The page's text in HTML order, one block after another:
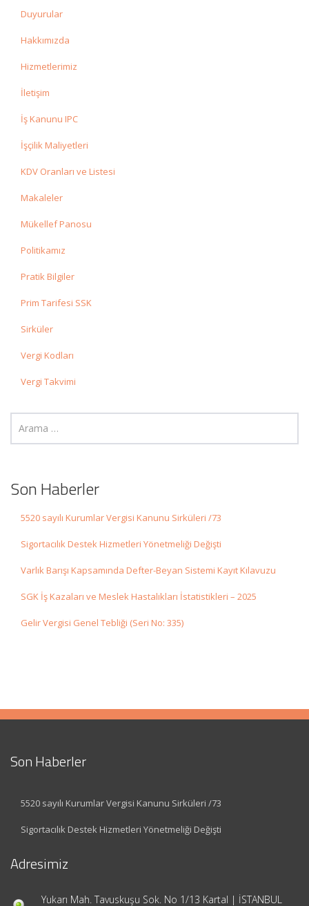
Duyurular
Hakkımızda
Hizmetlerimiz
İletişim
İş Kanunu IPC
İşçilik Maliyetleri
KDV Oranları ve Listesi
Makaleler
Mükellef Panosu
Politikamız
Pratik Bilgiler
Prim Tarifesi SSK
Sirküler
Vergi Kodları
Vergi Takvimi
Son Haberler
5520 sayılı Kurumlar Vergisi Kanunu Sirküleri /73
Sigortacılık Destek Hizmetleri Yönetmeliği Değişti
Varlık Barışı Kapsamında Defter-Beyan Sistemi Kayıt Kılavuzu
SGK İş Kazaları ve Meslek Hastalıkları İstatistikleri – 2025
Gelir Vergisi Genel Tebliği (Seri No: 335)
Son Haberler
5520 sayılı Kurumlar Vergisi Kanunu Sirküleri /73
Sigortacılık Destek Hizmetleri Yönetmeliği Değişti
Adresimiz
Yukarı Mah. Tavuskuşu Sok. No 1/13 Kartal | İSTANBUL